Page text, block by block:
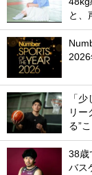
と、
「
リー
る”
38歳
バス